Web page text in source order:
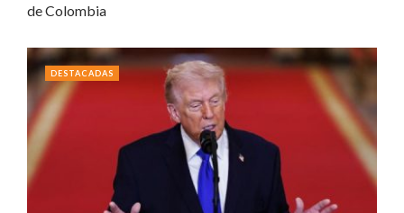
de Colombia
DESTACADAS